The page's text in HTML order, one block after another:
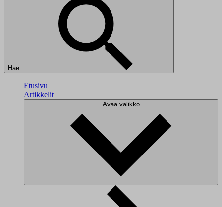
Hae
Etusivu
Artikkelit
Avaa valikko